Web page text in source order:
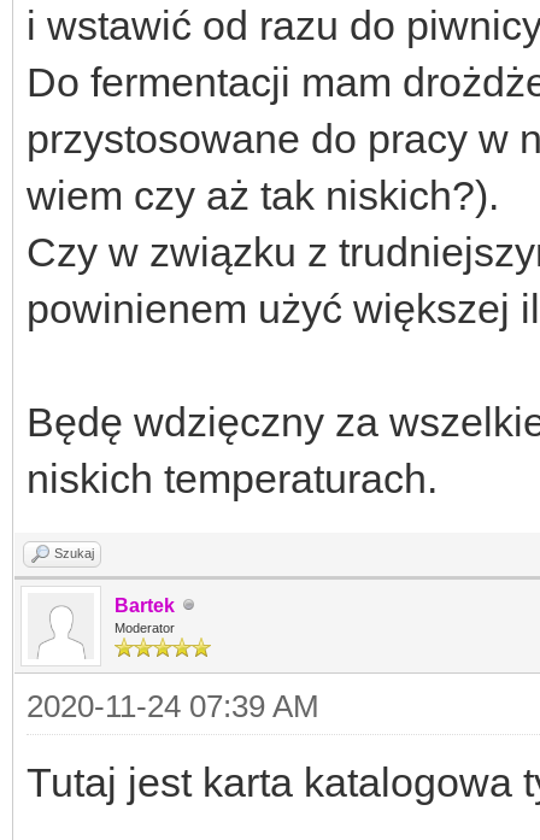
i wstawić od razu do
Do fermentacji mam
przystosowane do pracy w
wiem czy aż tak niskich?).
Czy w związku z
powinienem użyć większej
Będę wdzięczny za
niskich temperaturach.
Szukaj
Bartek
Moderator
2020-11-24 07:39 AM
Tutaj jest karta katalogowa